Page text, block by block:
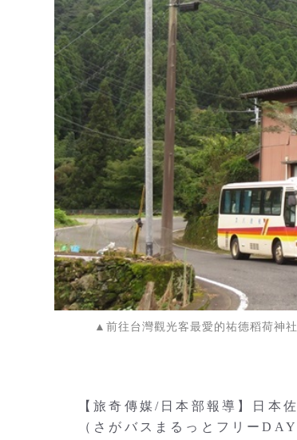
▲前往台灣觀光客最愛的祐德稻荷神
【旅奇傳媒/日本部報導】日本
（さがバスまるっとフリー